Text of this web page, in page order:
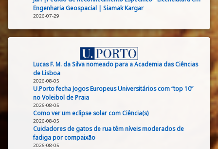
Engenharia Geospacial | Siamak Kargar
2026-07-29
Lucas F. M. da Silva nomeado para a Academia das Ciências
de Lisboa
2026-08-05
U.Porto fecha Jogos Europeus Universitários com “top 10”
no Voleibol de Praia
2026-08-05
Como ver um eclipse solar com Ciência(s)
2026-08-05
Cuidadores de gatos de rua têm níveis moderados de
fadiga por compaixão
2026-08-05